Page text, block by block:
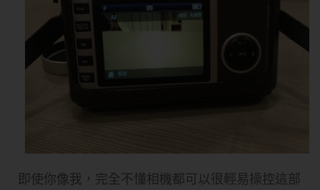
即使你像我，完全不懂相機都可以很輕易操控這部